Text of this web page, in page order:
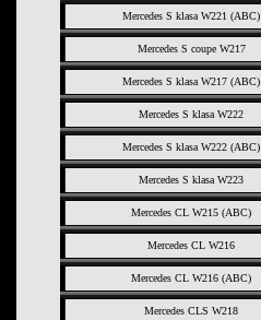
Mercedes S klasa W221 (ABC)
Mercedes S coupe W217
Mercedes S klasa W217 (ABC)
Mercedes S klasa W222
Mercedes S klasa W222 (ABC)
Mercedes S klasa W223
Mercedes CL W215 (ABC)
Mercedes CL W216
Mercedes CL W216 (ABC)
Mercedes CLS W218